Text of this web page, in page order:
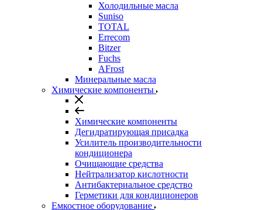
Холодильные масла
Suniso
TOTAL
Errecom
Bitzer
Fuchs
AFrost
Минеральные масла
Химические компоненты
Химические компоненты
Дегидратирующая присадка
Усилитель производительности
кондиционера
Очищающие средства
Нейтрализатор кислотности
Антибактериальное средство
Герметики для кондиционеров
Емкостное оборудование